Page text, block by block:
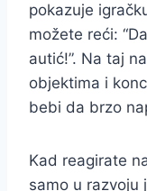
pokazuje
možete reći:
autić!”. Na taj
objektima i
bebi da brzo
Kad reagirate
samo u razvoju